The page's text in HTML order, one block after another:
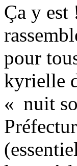
Ça y est
pour
kyrielle
« nuit